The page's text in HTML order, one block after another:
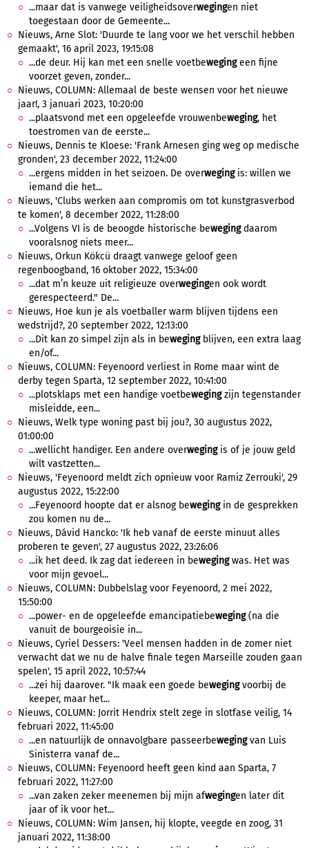
...maar dat is vanwege veiligheidsoverwegingen niet
toegestaan door de Gemeente...
Nieuws, Arne Slot: 'Duurde te lang voor we het verschil hebben
gemaakt', 16 april 2023, 19:15:08
...de deur. Hij kan met een snelle voetbewegingeen fijne
voorzet geven, zonder...
Nieuws, COLUMN: Allemaal de beste wensen voor het nieuwe
jaar!, 3 januari 2023, 10:20:00
...plaatsvond met een opgeleefde vrouwenbeweging, het
toestromen van de eerste...
Nieuws, Dennis te Kloese: 'Frank Arnesen ging weg op medische
gronden', 23 december 2022, 11:24:00
...ergens midden in het seizoen. De overwegingis: willen we
iemand die het...
Nieuws, 'Clubs werken aan compromis om tot kunstgrasverbod
te komen', 8 december 2022, 11:28:00
...Volgens VI is de beoogde historische bewegingdaarom
vooralsnog niets meer...
Nieuws, Orkun Kökcü draagt vanwege geloof geen
regenboogband, 16 oktober 2022, 15:34:00
...dat m’n keuze uit religieuze overwegingen ook wordt
gerespecteerd." De...
Nieuws, Hoe kun je als voetballer warm blijven tijdens een
wedstrijd?, 20 september 2022, 12:13:00
...Dit kan zo simpel zijn als in bewegingblijven, een extra laag
en/of...
Nieuws, COLUMN: Feyenoord verliest in Rome maar wint de
derby tegen Sparta, 12 september 2022, 10:41:00
...plotsklaps met een handige voetbewegingzijn tegenstander
misleidde, een...
Nieuws, Welk type woning past bij jou?, 30 augustus 2022,
01:00:00
...wellicht handiger. Een andere overwegingis of je jouw geld
wilt vastzetten...
Nieuws, 'Feyenoord meldt zich opnieuw voor Ramiz Zerrouki', 29
augustus 2022, 15:22:00
...Feyenoord hoopte dat er alsnog bewegingin de gesprekken
zou komen nu de...
Nieuws, Dávid Hancko: 'Ik heb vanaf de eerste minuut alles
proberen te geven', 27 augustus 2022, 23:26:06
...ik het deed. Ik zag dat iedereen in bewegingwas. Het was
voor mijn gevoel...
Nieuws, COLUMN: Dubbelslag voor Feyenoord, 2 mei 2022,
15:50:00
...power- en de opgeleefde emancipatiebeweging(na die
vanuit de bourgeoisie in...
Nieuws, Cyriel Dessers: 'Veel mensen hadden in de zomer niet
verwacht dat we nu de halve finale tegen Marseille zouden gaan
spelen', 15 april 2022, 10:57:44
...zei hij daarover. "Ik maak een goede bewegingvoorbij de
keeper, maar het...
Nieuws, COLUMN: Jorrit Hendrix stelt zege in slotfase veilig, 14
februari 2022, 11:45:00
...en natuurlijk de onnavolgbare passeerbewegingvan Luis
Sinisterra vanaf de...
Nieuws, COLUMN: Feyenoord heeft geen kind aan Sparta, 7
februari 2022, 11:27:00
...van zaken zeker meenemen bij mijn afwegingen later dit
jaar of ik voor het...
Nieuws, COLUMN: Wim Jansen, hij klopte, veegde en zoog, 31
januari 2022, 11:38:00